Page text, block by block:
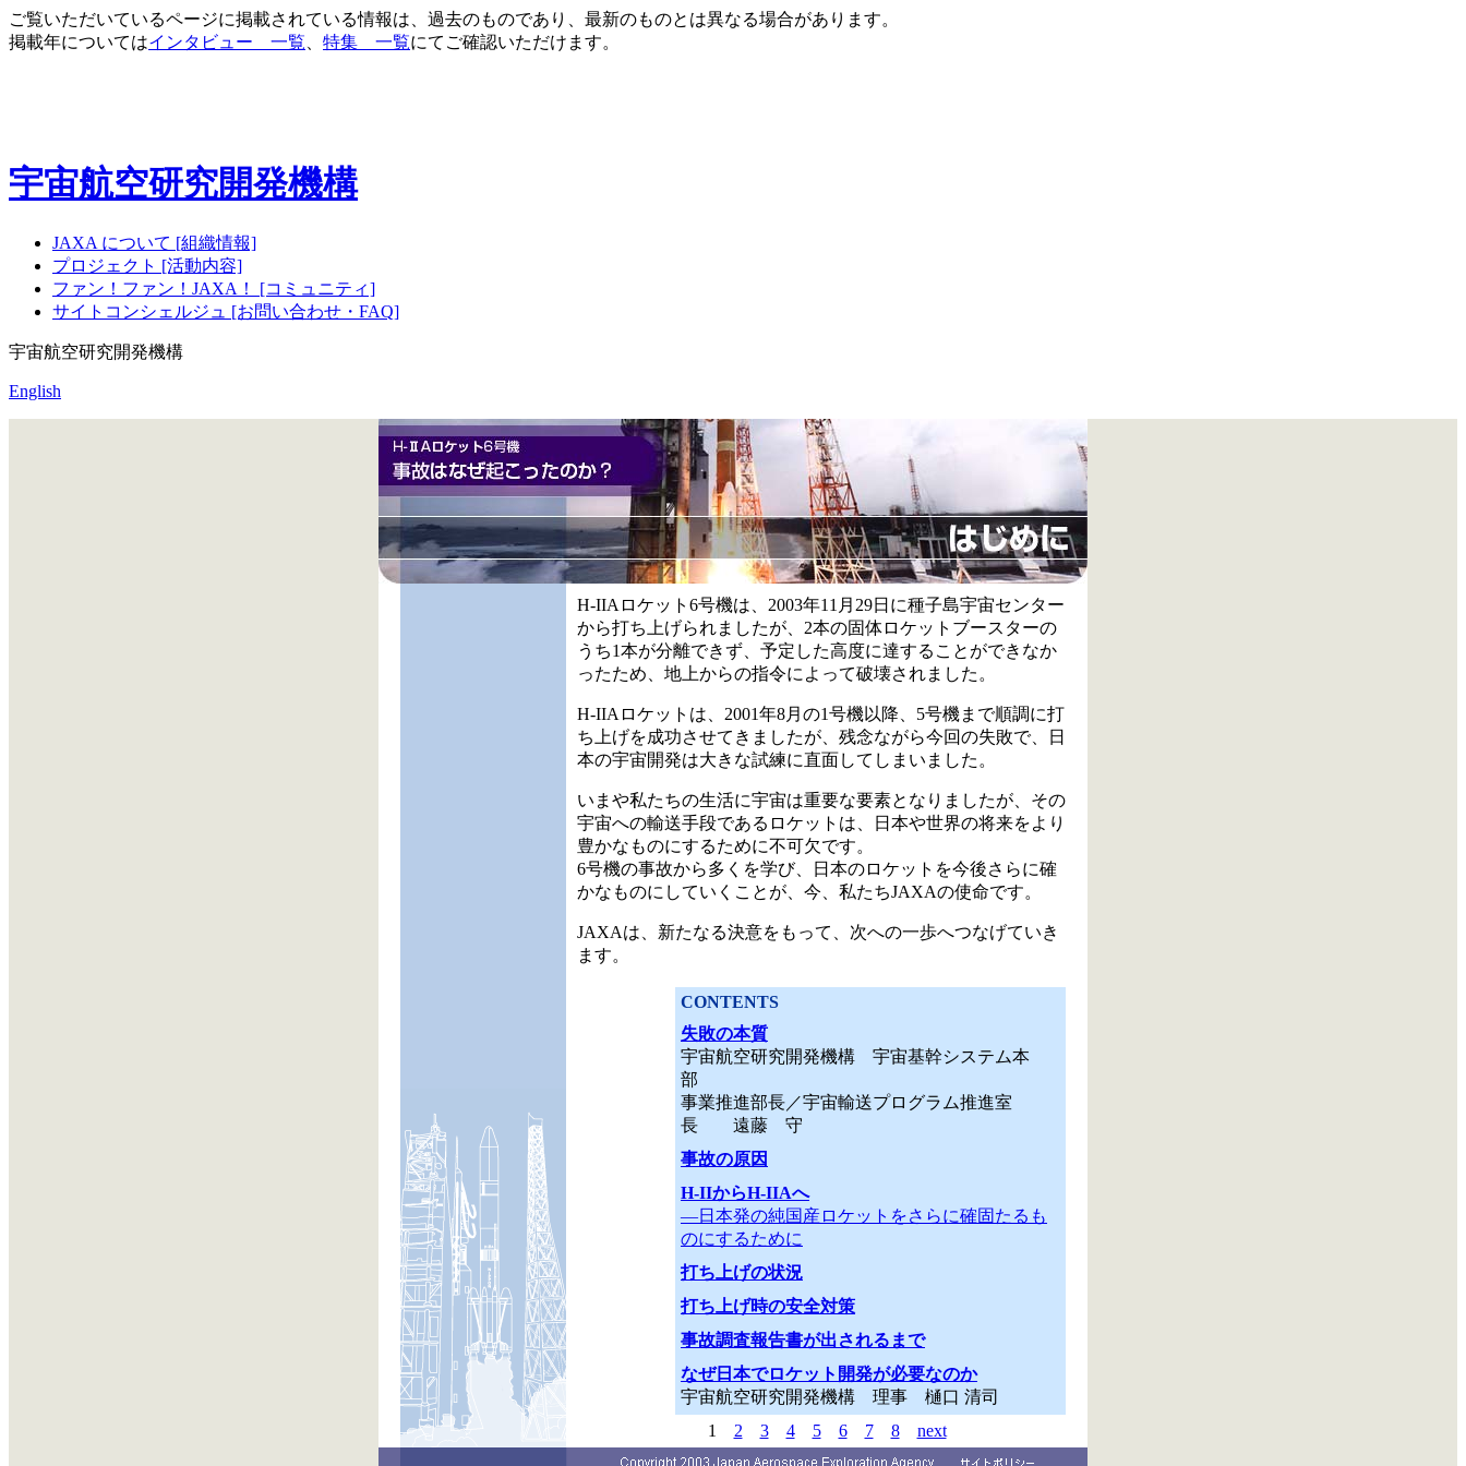
ご覧いただいているページに掲載されている情報は、過去のものであり、最新のものとは異なる場合があります。
掲載年についてはインタビュー 一覧 特集 一覧にてご確認いただけます。
宇宙航空研究開発機構
JAXA について [組織情報]
プロジェクト [活動内容]
ファン！ファン！JAXA！ [コミュニティ]
サイトコンシェルジュ [お問い合わせ・FAQ]
宇宙航空研究開発機構
English
H-IIAロケット6号機は、2003年11月29日に種子島宇宙センター
から打ち上げられましたが、2本の固体ロケットブースターの
うち1本が分離できず、予定した高度に達することができなか
ったため、地上からの指令によって破壊されました。
H-IIAロケットは、2001年8月の1号機以降、5号機まで順調に打
ち上げを成功させてきましたが、残念ながら今回の失敗で、日
本の宇宙開発は大きな試練に直面してしまいました。
いまや私たちの生活に宇宙は重要な要素となりましたが、その
宇宙への輸送手段であるロケットは、日本や世界の将来をより
豊かなものにするために不可欠です。
6号機の事故から多くを学び、日本のロケットを今後さらに確
かなものにしていくことが、今、私たちJAXAの使命です。
JAXAは、新たなる決意をもって、次への一歩へつなげていき
ます。
CONTENTS
失敗の本質
宇宙航空研究開発機構 宇宙基幹システム本
部
事業推進部長／宇宙輸送プログラム推進室
長 遠藤 守
事故の原因
H-IIからH-IIAへ
―日本発の純国産ロケットをさらに確固たるも
のにするために
打ち上げの状況
打ち上げ時の安全対策
事故調査報告書が出されるまで
なぜ日本でロケット開発が必要なのか
宇宙航空研究開発機構 理事 樋口 清司
1 2 3 4 5 6 7 8 next